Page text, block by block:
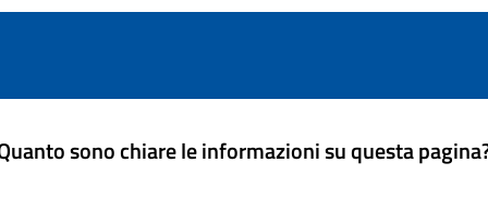
sono chiare le informazioni su questa